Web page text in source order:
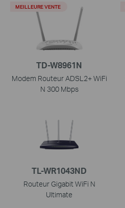
TD-W8961N
Modem Routeur ADSL2+ WiFi
N 300 Mbps
MEILLEURE VENTE
TL-WR1043ND
Routeur Gigabit WiFi N
Ultimate